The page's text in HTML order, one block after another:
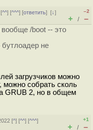
^^] [^^^] [ответить][↓]
–2
+ / –
/boot -- это
не
загрузчиков можно
можно собрать сколь
GRUB 2, но в общем
[^] [^^] [^^^]
+1
+ / –